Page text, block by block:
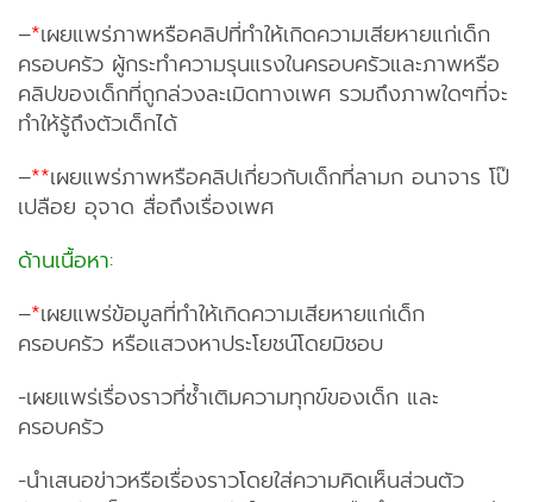
–*เผยแพร่ภาพหรือคลิปที่ทำให้เกิดความเสียหายแก่เด็ก
ครอบครัว ผู้กระทำความรุนแรงในครอบครัวและภาพหรือ
คลิปของเด็กที่ถูกล่วงละเมิดทางเพศ รวมถึงภาพใดๆที่จะ
ทำให้รู้ถึงตัวเด็กได้
–**เผยแพร่ภาพหรือคลิปเกี่ยวกับเด็กที่ลามก อนาจาร โป๊
เปลือย อุจาด สื่อถึงเรื่องเพศ
ด้านเนื้อหา:
–*เผยแพร่ข้อมูลที่ทำให้เกิดความเสียหายแก่เด็ก
ครอบครัว หรือแสวงหาประโยชน์โดยมิชอบ
-เผยแพร่เรื่องราวที่ซ้ำเติมความทุกข์ของเด็ก และ
ครอบครัว
-นำเสนอข่าวหรือเรื่องราวโดยใส่ความคิดเห็นส่วนตัว